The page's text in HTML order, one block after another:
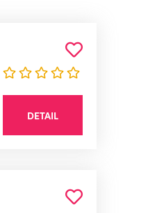
DETAIL